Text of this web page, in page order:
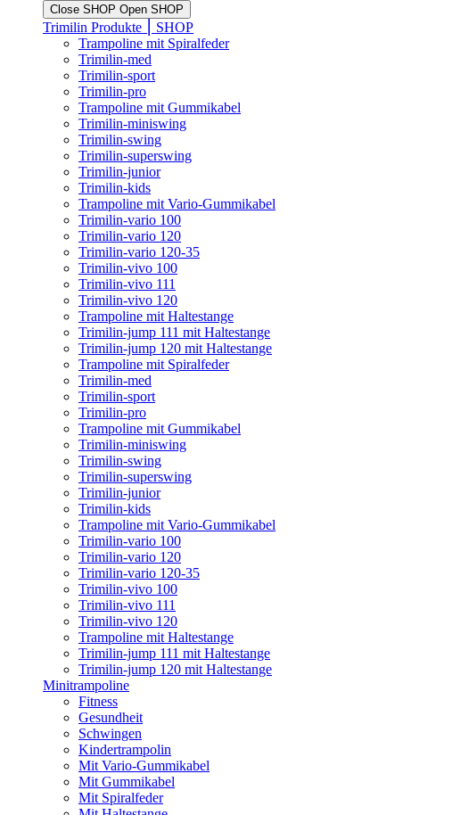
Close SHOP Open SHOP
Trimilin Produkte ⎮ SHOP
Trampoline mit Spiralfeder
Trimilin-med
Trimilin-sport
Trimilin-pro
Trampoline mit Gummikabel
Trimilin-miniswing
Trimilin-swing
Trimilin-superswing
Trimilin-junior
Trimilin-kids
Trampoline mit Vario-Gummikabel
Trimilin-vario 100
Trimilin-vario 120
Trimilin-vario 120-35
Trimilin-vivo 100
Trimilin-vivo 111
Trimilin-vivo 120
Trampoline mit Haltestange
Trimilin-jump 111 mit Haltestange
Trimilin-jump 120 mit Haltestange
Trampoline mit Spiralfeder
Trimilin-med
Trimilin-sport
Trimilin-pro
Trampoline mit Gummikabel
Trimilin-miniswing
Trimilin-swing
Trimilin-superswing
Trimilin-junior
Trimilin-kids
Trampoline mit Vario-Gummikabel
Trimilin-vario 100
Trimilin-vario 120
Trimilin-vario 120-35
Trimilin-vivo 100
Trimilin-vivo 111
Trimilin-vivo 120
Trampoline mit Haltestange
Trimilin-jump 111 mit Haltestange
Trimilin-jump 120 mit Haltestange
Minitrampoline
Fitness
Gesundheit
Schwingen
Kindertrampolin
Mit Vario-Gummikabel
Mit Gummikabel
Mit Spiralfeder